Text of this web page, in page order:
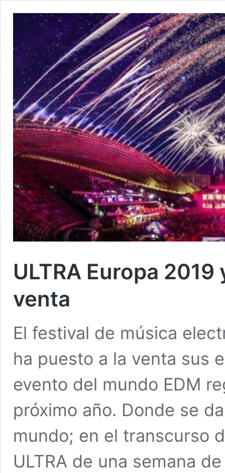
ULTRA Europa
venta
El festival de música
ha puesto a la venta sus
evento del mundo EDM
próximo año. Donde se
mundo; en el transcurso
ULTRA de una semana